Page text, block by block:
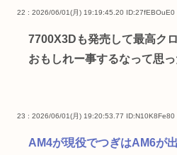
22 : 2026/06/01(月) 19:19:45.20 ID:27fEBOuE0
7700X3Dも発売して最高ク
おもしれー事するなって思っ
23 : 2026/06/01(月) 19:20:53.77 ID:N10K8Fe80
AM4が現役でつぎはAM6が